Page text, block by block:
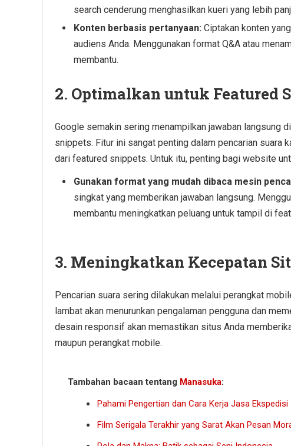
search cenderung menghasilkan kueri yang lebih
Konten berbasis pertanyaan: Ciptakan konten
audiens Anda. Menggunakan format Q&A atau
membantu.
2. Optimalkan untuk Featured
Google semakin sering menampilkan jawaban langsung
snippets. Fitur ini sangat penting dalam pencarian
dari featured snippets. Untuk itu, penting bagi website
Gunakan format yang mudah dibaca mesin
singkat yang memberikan jawaban langsung.
membantu meningkatkan peluang untuk tampil di
3. Meningkatkan Kecepatan
Pencarian suara sering dilakukan melalui perangkat
lambat akan menurunkan pengalaman pengguna dan
desain responsif akan memastikan situs Anda
maupun perangkat mobile.
Tambahan bacaan tentang Manasuka:
Pahami Pengertian dan Cara Kerja Jasa Ekspedisi
Film Serigala Terakhir yang Sarat Akan Pesan